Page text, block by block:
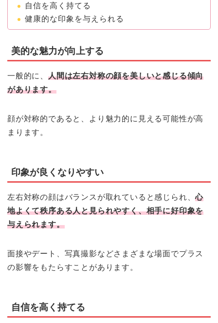
自信を高く持てる
健康的な印象を与えられる
美的な魅力が向上する
一般的に、 人間は左右対称の顔を美しいと感じる傾向
があります。
顔が対称的であると、より魅力的に見える可能性が高
まります。
印象が良くなりやすい
左右対称の顔はバランスが取れていると感じられ、心
地よくて秩序ある人と見られやすく、相手に好印象を
与えられます。
面接やデート、写真撮影などさまざまな場面でプラス
の影響をもたらすことがあります。
自信を高く持てる